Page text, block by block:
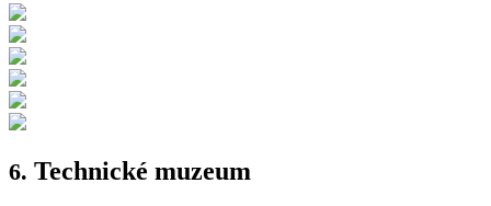
6. Technické muzeum